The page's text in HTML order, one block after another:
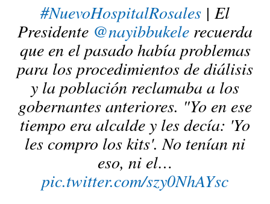
#NuevoHospitalRosales | El
Presidente @nayibbukele recuerda
que en el pasado había problemas
para los procedimientos de diálisis
y la población reclamaba a los
gobernantes anteriores. "Yo en ese
tiempo era alcalde y les decía: 'Yo
les compro los kits'. No tenían ni
eso, ni el…
pic.twitter.com/szy0NhAYsc